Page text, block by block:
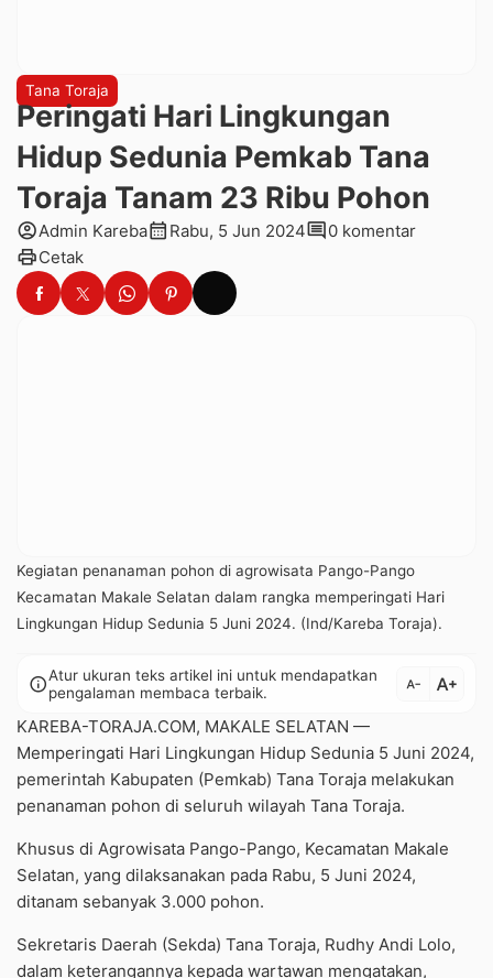
Tana Toraja
Peringati Hari Lingkungan
Hidup Sedunia Pemkab Tana
Toraja Tanam 23 Ribu Pohon
account_circleAdmin Karebacalendar_month Rabu, 5 Jun 2024comment0 komentar
printCetak
Kegiatan penanaman pohon di agrowisata Pango-Pango
Kecamatan Makale Selatan dalam rangka memperingati Hari
Lingkungan Hidup Sedunia 5 Juni 2024. (Ind/Kareba Toraja).
infoAtur ukuran teks artikel ini untuk mendapatkan
pengalaman membaca terbaik.
text_decrease text_increase
KAREBA-TORAJA.COM, MAKALE SELATAN —
Memperingati Hari Lingkungan Hidup Sedunia 5 Juni 2024,
pemerintah Kabupaten (Pemkab) Tana Toraja melakukan
penanaman pohon di seluruh wilayah Tana Toraja.
Khusus di Agrowisata Pango-Pango, Kecamatan Makale
Selatan, yang dilaksanakan pada Rabu, 5 Juni 2024,
ditanam sebanyak 3.000 pohon.
Sekretaris Daerah (Sekda) Tana Toraja, Rudhy Andi Lolo,
dalam keterangannya kepada wartawan mengatakan,